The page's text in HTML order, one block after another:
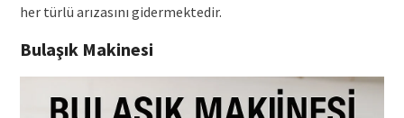
her türlü arızasını gidermektedir.
Bulaşık Makinesi